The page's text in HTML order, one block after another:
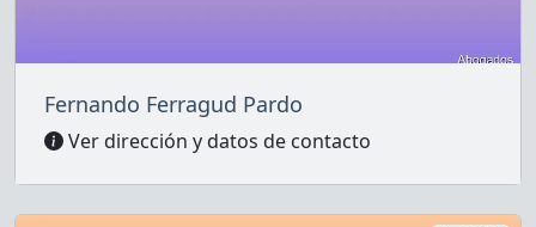
Fernando Ferragud Pardo
Ver dirección y datos de contacto